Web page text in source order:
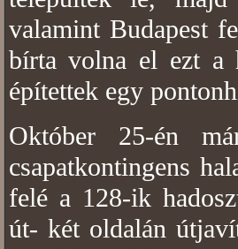
valamint Budapest
bírta volna el ezt a
építettek egy
Október 25-én
csapatkontingens
felé a 128-ik
út- két oldalán